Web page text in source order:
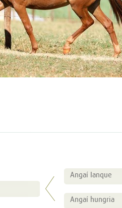
Angaí Ianque
Angaí hungria